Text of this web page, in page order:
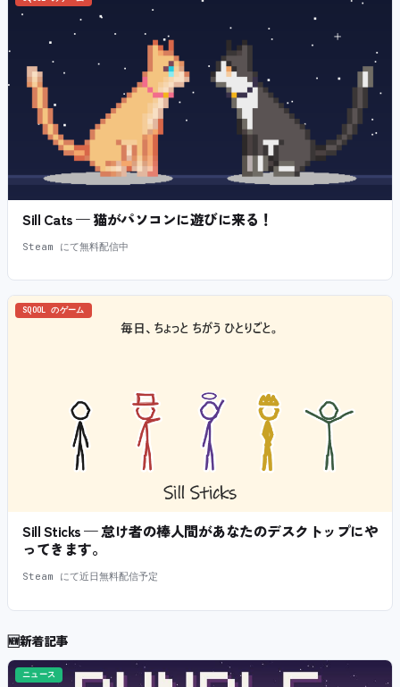
Sill Cats — 猫がパソコンに遊びに来る！
Steam にて無料配信中
SQOOL のゲーム
Sill Sticks — 怠け者の棒人間があなたのデスクトップにや
ってきます。
Steam にて近日無料配信予定
🆕新着記事
ニュース